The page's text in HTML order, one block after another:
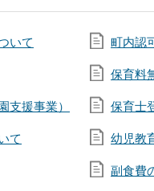
いて 町内認
保育料
支援事業） 保育士
て 幼児教
副食費